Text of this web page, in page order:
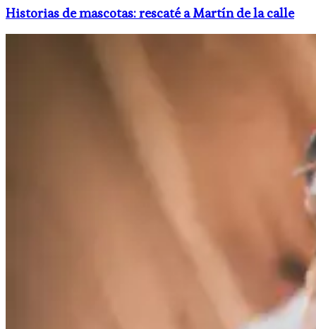
Historias de mascotas: rescaté a Martín de la calle